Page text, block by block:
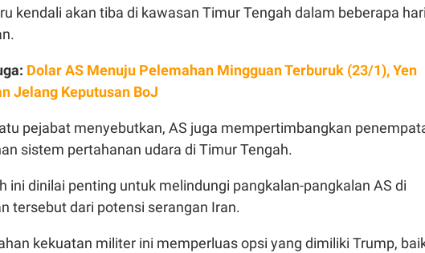
kendali akan tiba di kawasan Timur Tengah dalam beberapa
Dolar AS Menuju Pelemahan Mingguan Terburuk (23/1), Yen
Jelang Keputusan BoJ
pejabat menyebutkan, AS juga mempertimbangkan
sistem pertahanan udara di Timur Tengah.
ini dinilai penting untuk melindungi pangkalan-pangkalan AS di
tersebut dari potensi serangan Iran.
kekuatan militer ini memperluas opsi yang dimiliki Trump,